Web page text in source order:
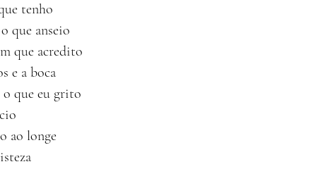
tenho
que anseio
que acredito
e a boca
o que eu grito
ao longe